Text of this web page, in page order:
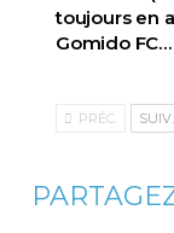
toujours en
Gomido FC…
PRÉC. SUIV.